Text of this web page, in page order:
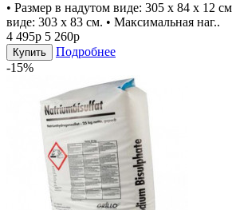
• Размер в надутом виде: 305 х 84 х 12
виде: 303 х 83 см. • Максимальная наг..
4 495р 5 260р
Купить
Подробнее
-15%